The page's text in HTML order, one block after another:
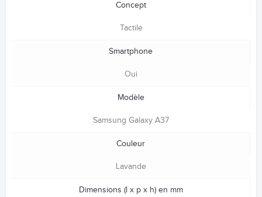
Concept
Tactile
Smartphone
Oui
Modèle
Samsung Galaxy A37
Couleur
Lavande
Dimensions (l x p x h) en mm